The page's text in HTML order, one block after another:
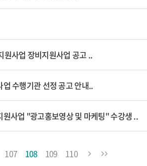
사업 장비지원사업 공고 ..
수행기관 선정 공고 안내..
사업 "광고홍보영상 및 마케팅" 수강생 ..
107 108 109 110